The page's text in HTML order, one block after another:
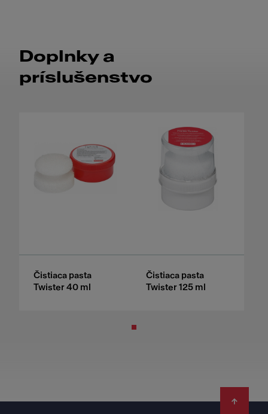
Doplnky a
príslušenstvo
Čistiaca pasta
Twister 40 ml
Čistiaca pasta
Twister 125 ml